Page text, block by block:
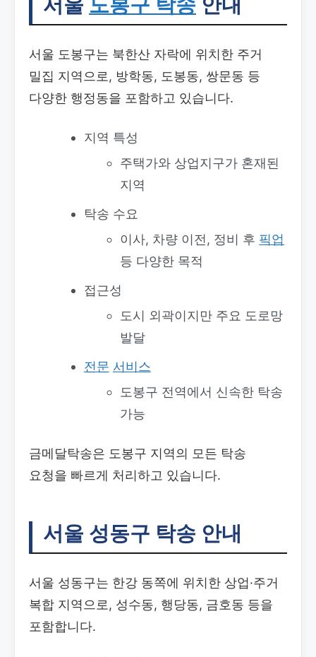
서울 도봉구는 북한산 자락에 위치한 주거
밀집 지역으로, 방학동, 도봉동, 쌍문동 등
다양한 행정동을 포함하고 있습니다.
지역 특성
주택가와 상업지구가 혼재된
지역
탁송 수요
이사, 차량 이전, 정비 후 픽업
등 다양한 목적
접근성
도시 외곽이지만 주요 도로망
발달
전문 서비스
도봉구 전역에서 신속한 탁송
가능
금메달탁송은 도봉구 지역의 모든 탁송
요청을 빠르게 처리하고 있습니다.
서울 성동구 탁송 안내
서울 성동구는 한강 동쪽에 위치한 상업·주거
복합 지역으로, 성수동, 행당동, 금호동 등을
포함합니다.